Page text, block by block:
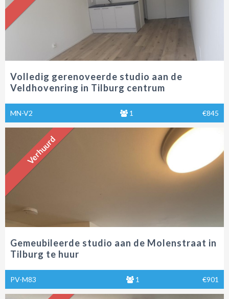
Volledig gerenoveerde studio aan de
Veldhovenring in Tilburg centrum
MN-V2 1 €845
Verhuurd
Gemeubileerde studio aan de Molenstraat in
Tilburg te huur
PV-M83 1 €901